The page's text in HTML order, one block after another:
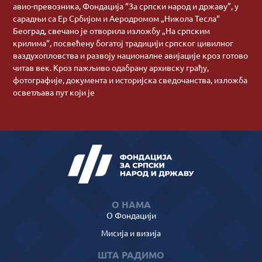
авио-превозника, Фондација “За српски народ и државу”, у
сарадњи са Ер Србијом и Аеродромом „Никола Тесла“
Београд, свечано је отворила изложбу „На српским
крилима“, посвећену богатој традицији српског цивилног
ваздухопловства и развоју националне авијације кроз готово
читав век. Кроз пажљиво одабрану архивску грађу,
фотографије, документа и историјска сведочанства, изложба
осветљава пут који је
О НАМА
О Фондацији
Мисија и визија
ШТА РАДИМО